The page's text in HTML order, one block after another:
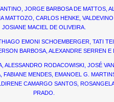
JORGE BARBOSA DE MATTOS,
MATTOZO, CARLOS HENKE,
JOSIANE MACIEL DE OLIVEIRA.
EMONI SCHOEMBERGER, TATI
BARBOSA, ALEXANDRE SERREN E
ALESSANDRO RODACOWISKI, JOSÉ
FABIANE MENDES, EMANOEL G.
CAMARGO SANTOS,
PRADO.